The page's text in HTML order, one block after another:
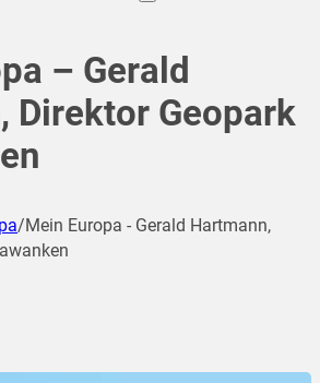
– Gerald
Direktor Geopark
/Mein Europa - Gerald Hartmann,